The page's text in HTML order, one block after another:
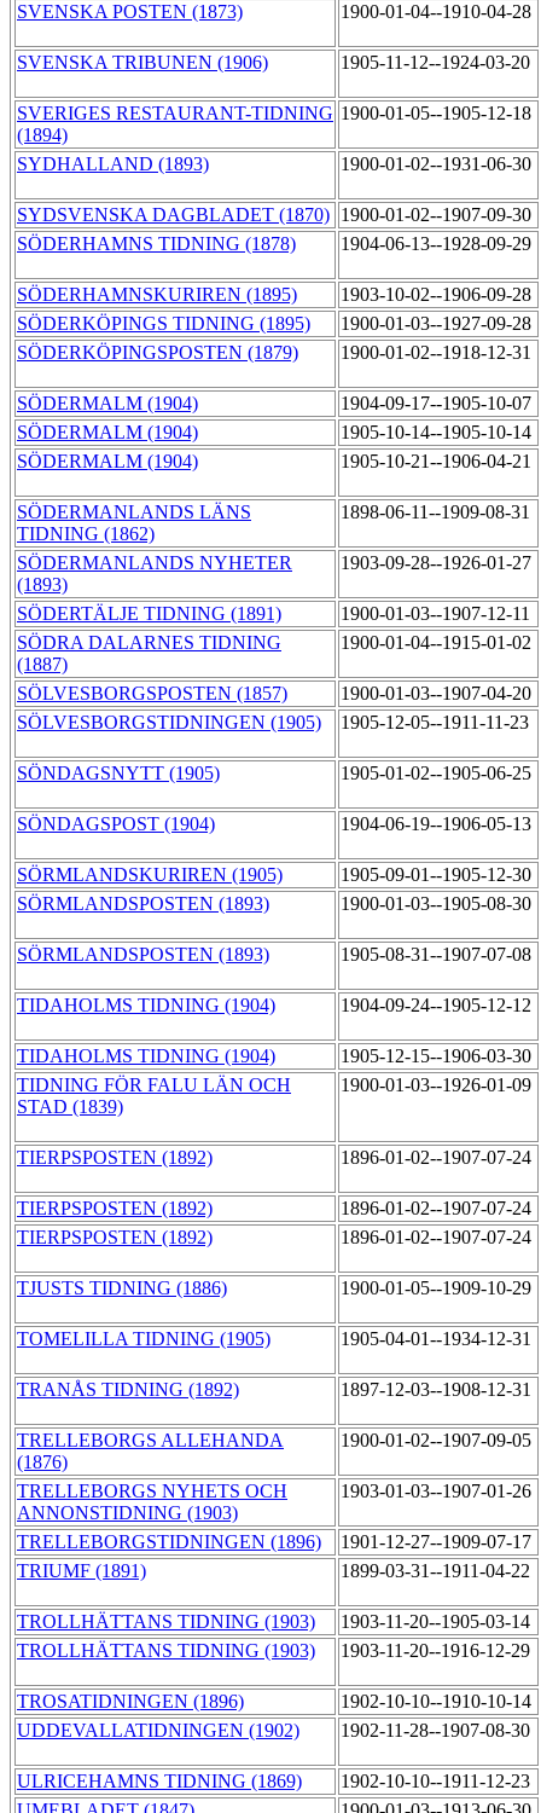
SVENSKA POSTEN (1873) 1900-01-04--1910-04-28
SVENSKA TRIBUNEN (1906) 1905-11-12--1924-03-20
SVERIGES RESTAURANT-TIDNING
(1894)
1900-01-05--1905-12-18
SYDHALLAND (1893) 1900-01-02--1931-06-30
SYDSVENSKA DAGBLADET (1870) 1900-01-02--1907-09-30
SÖDERHAMNS TIDNING (1878)
1904-06-13--1928-09-29
SÖDERHAMNSKURIREN (1895)
1903-10-02--1906-09-28
SÖDERKÖPINGS TIDNING (1895)
1900-01-03--1927-09-28
SÖDERKÖPINGSPOSTEN (1879)
1900-01-02--1918-12-31
SÖDERMALM (1904)
1904-09-17--1905-10-07
SÖDERMALM (1904)
1905-10-14--1905-10-14
SÖDERMALM (1904)
1905-10-21--1906-04-21
SÖDERMANLANDS LÄNS
TIDNING (1862)
1898-06-11--1909-08-31
SÖDERMANLANDS NYHETER
(1893)
1903-09-28--1926-01-27
SÖDERTÄLJE TIDNING (1891)
1900-01-03--1907-12-11
SÖDRA DALARNES TIDNING
(1887)
1900-01-04--1915-01-02
SÖLVESBORGSPOSTEN (1857)
1900-01-03--1907-04-20
SÖLVESBORGSTIDNINGEN (1905)
1905-12-05--1911-11-23
SÖNDAGSNYTT (1905) 1905-01-02--1905-06-25
SÖNDAGSPOST (1904) 1904-06-19--1906-05-13
SÖRMLANDSKURIREN (1905)
1905-09-01--1905-12-30
SÖRMLANDSPOSTEN (1893)
1900-01-03--1905-08-30
SÖRMLANDSPOSTEN (1893) 1905-08-31--1907-07-08
TIDAHOLMS TIDNING (1904) 1904-09-24--1905-12-12
TIDAHOLMS TIDNING (1904)
1905-12-15--1906-03-30
TIDNING FÖR FALU LÄN OCH
STAD (1839)
1900-01-03--1926-01-09
TIERPSPOSTEN (1892) 1896-01-02--1907-07-24
TIERPSPOSTEN (1892)
1896-01-02--1907-07-24
TIERPSPOSTEN (1892)
1896-01-02--1907-07-24
TJUSTS TIDNING (1886) 1900-01-05--1909-10-29
TOMELILLA TIDNING (1905) 1905-04-01--1934-12-31
TRANÅS TIDNING (1892) 1897-12-03--1908-12-31
TRELLEBORGS ALLEHANDA
(1876)
1900-01-02--1907-09-05
TRELLEBORGS NYHETS OCH
ANNONSTIDNING (1903)
1903-01-03--1907-01-26
TRELLEBORGSTIDNINGEN (1896)
1901-12-27--1909-07-17
TRIUMF (1891)
1899-03-31--1911-04-22
TROLLHÄTTANS TIDNING (1903)
1903-11-20--1905-03-14
TROLLHÄTTANS TIDNING (1903)
1903-11-20--1916-12-29
TROSATIDNINGEN (1896)
1902-10-10--1910-10-14
UDDEVALLATIDNINGEN (1902)
1902-11-28--1907-08-30
ULRICEHAMNS TIDNING (1869)
1902-10-10--1911-12-23